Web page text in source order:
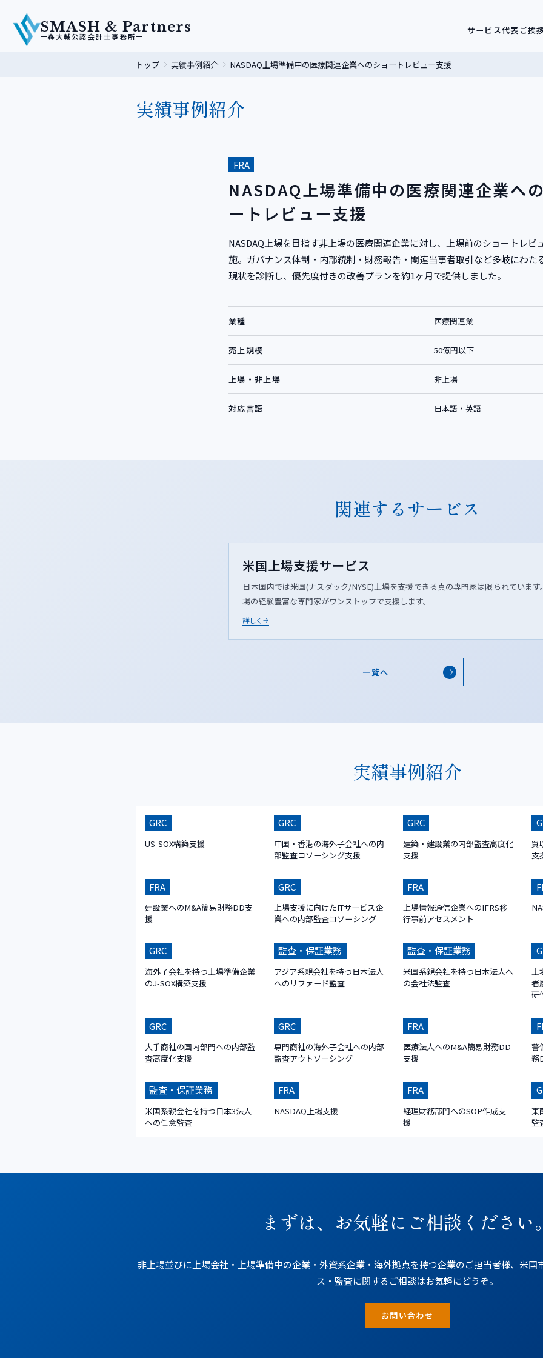
SMASH & Partners
森大輔公認会計士事務所
サービス代表ご挨
トップ 実績事例紹介 NASDAQ上場準備中の医療関連企業へのショートレビュー支援
実績事例紹介
FRA
NASDAQ上場準備中の医療関連企業へ
ートレビュー支援
NASDAQ上場を目指す非上場の医療関連企業に対し、上場前のショートレビ
施。ガバナンス体制・内部統制・財務報告・関連当事者取引など多岐にわた
現状を診断し、優先度付きの改善プランを約1ヶ月で提供しました。
業種 医療関連業
売上規模 50億円以下
上場・非上場 非上場
対応言語 日本語・英語
関連するサービス
米国上場支援サービス
日本国内では米国(ナスダック/NYSE)上場を支援できる真の専門家は限られています
場の経験豊富な専門家がワンストップで支援します。
詳しく
一覧へ
実績事例紹介
GRC
US-SOX構築支援
GRC
中国・香港の海外子会社への内
部監査コソーシング支援
GRC
建築・建設業の内部監査高度化
支援
買
支
FRA
建設業へのM&A簡易財務DD支
援
GRC
上場支援に向けたITサービス企
業への内部監査コソーシング
FRA
上場情報通信企業へのIFRS移
行事前アセスメント
GRC
海外子会社を持つ上場準備企業
のJ-SOX構築支援
監査・保証業務
アジア系親会社を持つ日本法人
へのリファード監査
監査・保証業務
米国系親会社を持つ日本法人へ
の会社法監査
者
研
GRC
大手商社の国内部門への内部監
査高度化支援
GRC
専門商社の海外子会社への内部
監査アウトソーシング
FRA
医療法人へのM&A簡易財務DD
支援
警
務
監査・保証業務
米国系親会社を持つ日本3法人
への任意監査
FRA
NASDAQ上場支援
FRA
経理財務部門へのSOP作成支
援
東
監
まずは、お気軽にご相談ください
非上場並びに上場会社・上場準備中の企業・外資系企業・海外拠点を持つ企業のご担当者様、米国
ス・監査に関するご相談はお気軽にどうぞ。
お問い合わせ